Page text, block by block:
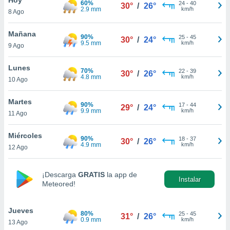
en
más
nuestra
de
aceptar
de
8 Ago
60%
2.9 mm
30° / 26° 24- 40
km/h
Mañana
9 Ago
90%
9.5 mm
30° / 24° 25- 45
km/h
Lunes
10 Ago
70%
4.8 mm
30° / 26° 22- 39
km/h
Martes
11 Ago
90%
9.9 mm
29° / 24° 17- 44
km/h
Miércoles
12 Ago
90%
4.9 mm
30° / 26° 18- 37
km/h
¡Descarga GRATIS la app de
Meteored!
Instalar
Jueves
13 Ago
80%
0.9 mm
31° / 26° 25- 45
km/h